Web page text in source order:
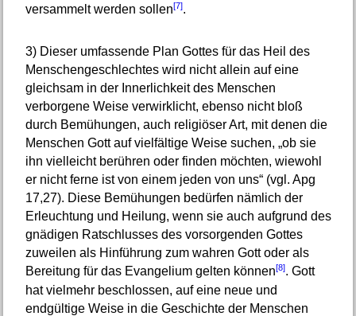
versammelt werden sollen[7].
3)Dieser umfassende Plan Gottes für das Heil des
Menschengeschlechtes wird nicht allein auf eine
gleichsam in der Innerlichkeit des Menschen
verborgene Weise verwirklicht, ebenso nicht bloß
durch Bemühungen, auch religiöser Art, mit denen die
Menschen Gott auf vielfältige Weise suchen, „ob sie
ihn vielleicht berühren oder finden möchten, wiewohl
er nicht ferne ist von einem jeden von uns“ (vgl. Apg
17,27). Diese Bemühungen bedürfen nämlich der
Erleuchtung und Heilung, wenn sie auch aufgrund des
gnädigen Ratschlusses des vorsorgenden Gottes
zuweilen als Hinführung zum wahren Gott oder als
Bereitung für das Evangelium gelten können[8]. Gott
hat vielmehr beschlossen, auf eine neue und
endgültige Weise in die Geschichte der Menschen